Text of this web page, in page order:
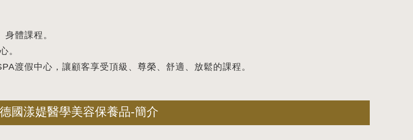
體課程。
。
渡假中心，讓顧客享受頂級、尊榮、舒適、放鬆的課程。
德國漾媞醫學美容保養品-簡介